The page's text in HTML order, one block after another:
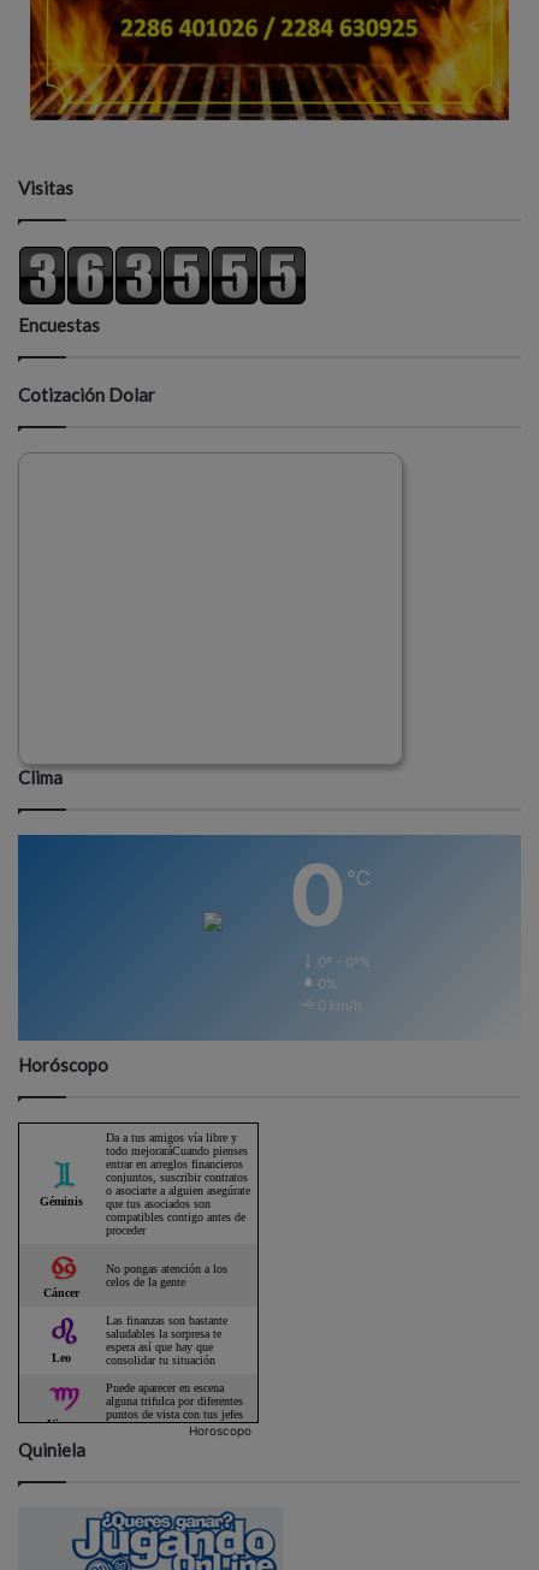
Visitas
Encuestas
Cotización Dolar
Clima
0 ℃
0º - 0º%
0%
0 km/h
Horóscopo
Horoscopo
Quiniela